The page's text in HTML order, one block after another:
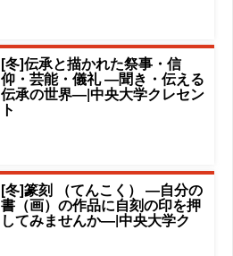
[冬]伝承と描かれた祭事・信
仰・芸能・儀礼 ―聞き・伝える
伝承の世界―|中央大学クレセン
ト
[冬]篆刻 （てんこく） ―自分の
書（画）の作品に自刻の印を押
してみませんか―|中央大学ク